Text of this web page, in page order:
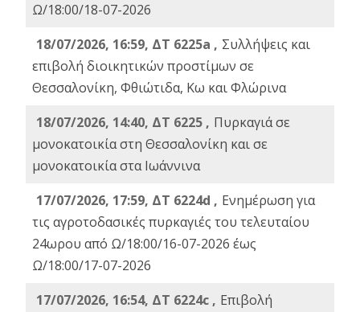
Ω/18:00/18-07-2026
18/07/2026, 16:59, ΔT 6225a , Συλλήψεις και
επιβολή διοικητικών προστίμων σε
Θεσσαλονίκη, Φθιώτιδα, Κω και Φλώρινα
18/07/2026, 14:40, ΔΤ 6225 , Πυρκαγιά σε
μονοκατοικία στη Θεσσαλονίκη και σε
μονοκατοικία στα Ιωάννινα
17/07/2026, 17:59, ΔΤ 6224d , Ενημέρωση για
τις αγροτοδασικές πυρκαγιές του τελευταίου
24ωρου από Ω/18:00/16-07-2026 έως
Ω/18:00/17-07-2026
17/07/2026, 16:54, ΔΤ 6224c , Επιβολή